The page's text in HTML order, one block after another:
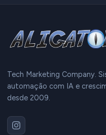
Tech Marketing Company.
automação com IA e
desde 2009.